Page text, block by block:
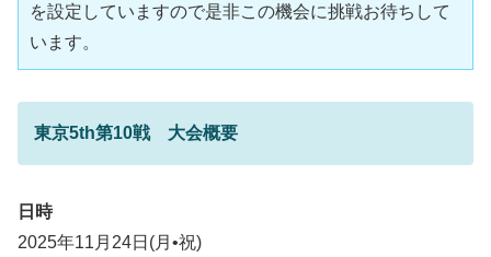
を設定していますので是非この機会に挑戦お待ちして
います。
東京5th第10戦 大会概要
日時
2025年11月24日(月•祝)